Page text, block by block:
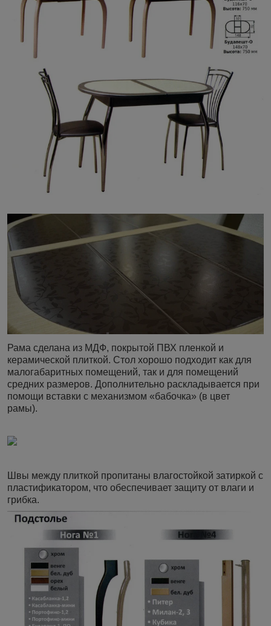
Рама сделана из МДФ, покрытой ПВХ пленкой и
керамической плиткой. Стол хорошо подходит как для
малогабаритных помещений, так и для помещений
средних размеров. Дополнительно раскладывается при
помощи вставки с механизмом «бабочка» (в цвет
рамы).
Швы между плиткой пропитаны влагостойкой затиркой с
пластификатором, что обеспечивает защиту от влаги и
грибка.